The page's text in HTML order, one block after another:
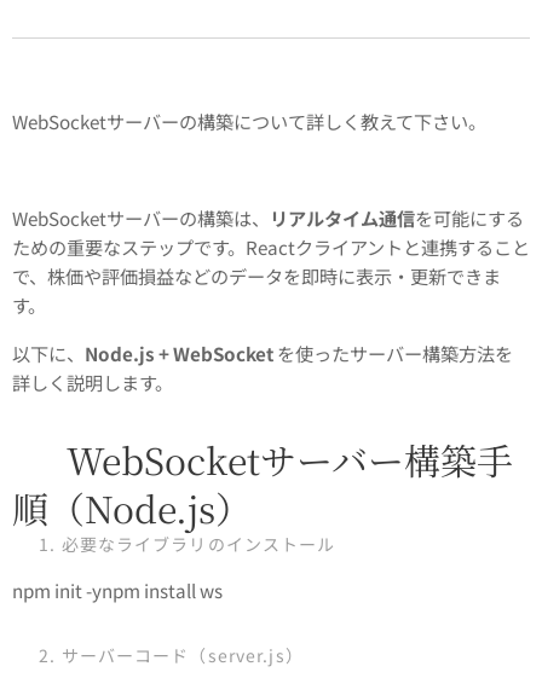
WebSocketサーバーの構築について詳しく教えて下さい。
WebSocketサーバーの構築は、 リアルタイム通信を可能にする
ための重要なステップです。Reactクライアントと連携すること
で、株価や評価損益などのデータを即時に表示・更新できま
す。
以下に、 Node.js + WebSocketを使ったサーバー構築方法を
詳しく説明します。
🧱 WebSocketサーバー構築手
順（Node.js）
✅ 1. 必要なライブラリのインストール
npm init -ynpm install ws
✅ 2. サーバーコード（server.js）